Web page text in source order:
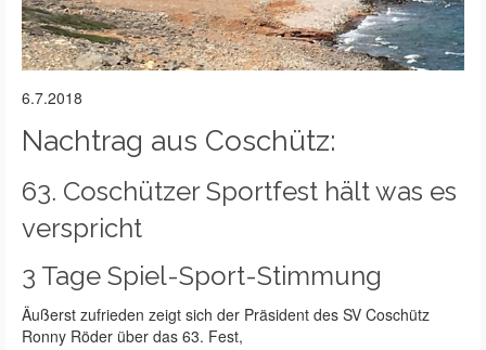
6.7.2018
Nachtrag aus Coschütz:
63. Coschützer Sportfest hält was es
verspricht
3 Tage Spiel-Sport-Stimmung
Äußerst zufrieden zeigt sich der Präsident des SV Coschütz
Ronny Röder über das 63. Fest,